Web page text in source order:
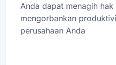
Anda dapat menagih
mengorbankan
perusahaan Anda